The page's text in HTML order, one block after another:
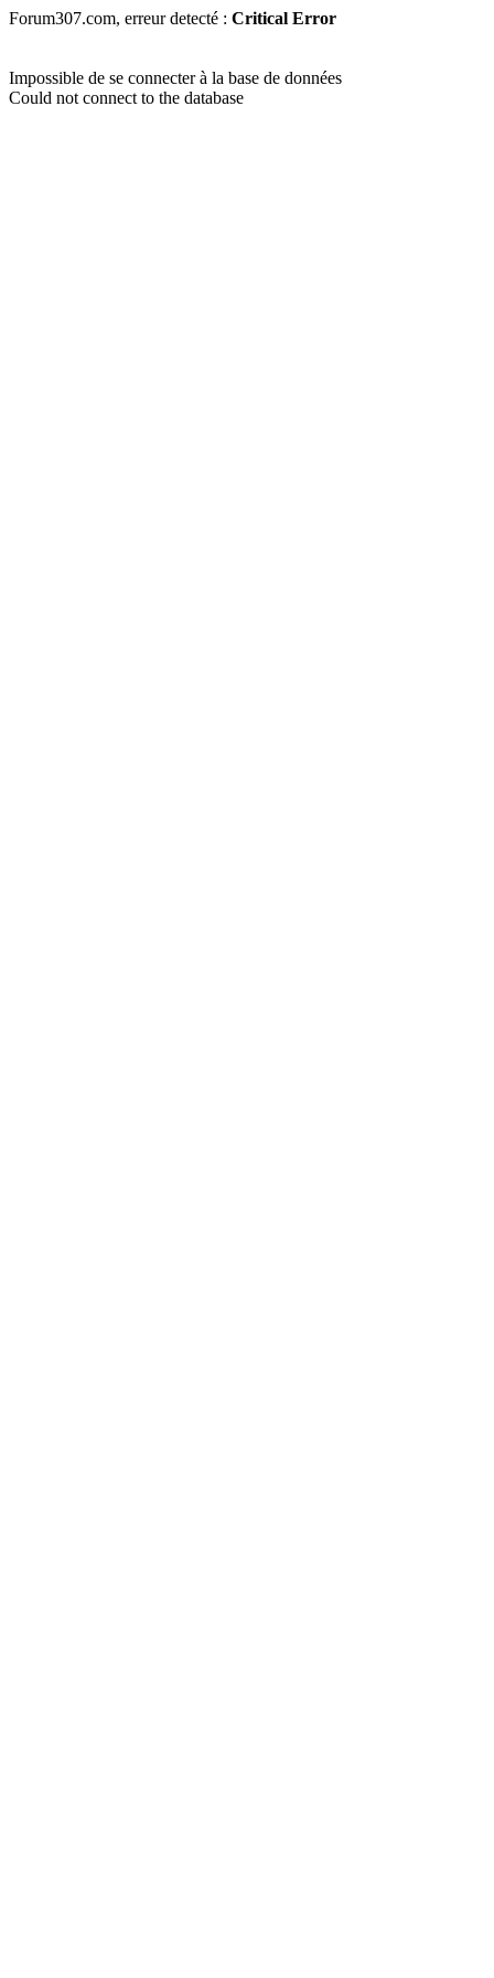
Forum307.com, erreur detecté : Critical Error
Impossible de se connecter à la base de données
Could not connect to the database